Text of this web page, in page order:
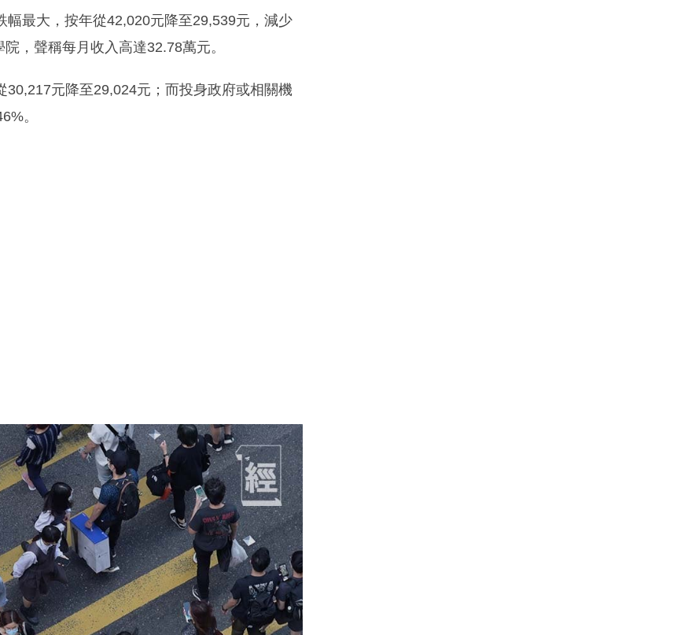
最大，按年從42,020元降至29,539元，減少
，聲稱每月收入高達32.78萬元。
元降至29,024元；而投身政府或相關機
。